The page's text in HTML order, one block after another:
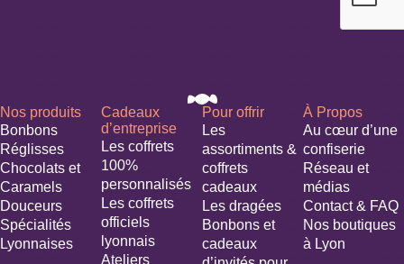
Nos produits
Bonbons
Réglisses
Chocolats et
Caramels
Douceurs
Spécialités
Lyonnaises
Cadeaux
d’entreprise
Les coffrets
100%
personnalisés
Les coffrets
officiels
lyonnais
Ateliers
Pour offrir
Les
assortiments &
coffrets
cadeaux
Les dragées
Bonbons et
cadeaux
À Propos
Au cœur d’une
confiserie
Réseau et
médias
Contact & FAQ
Nos boutiques
à Lyon